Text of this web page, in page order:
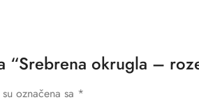
“Srebrena okrugla –
označena sa *